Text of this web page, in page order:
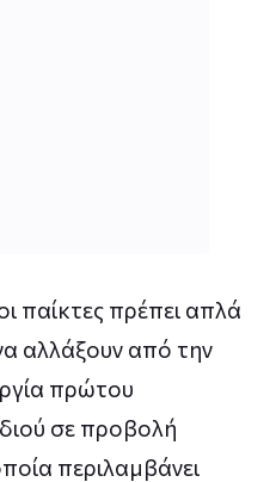
παίκτες πρέπει απλά
αλλάξουν από την
πρώτου
σε προβολή
περιλαμβάνει